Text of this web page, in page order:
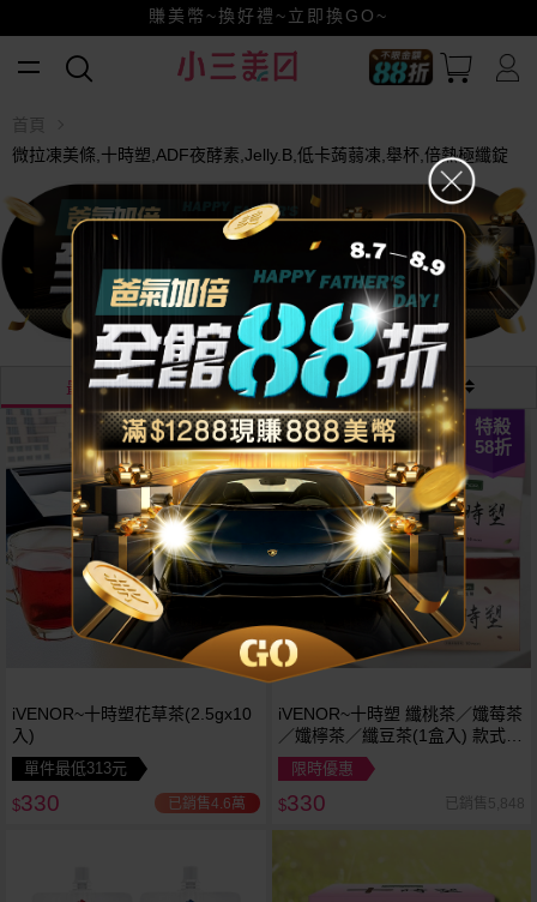
賺美幣~換好禮~立即換GO~
小三美日x全支付~美幣+全點折上折超划算
全館88折爸氣加倍！
最熱銷 最新 價格
首頁
微拉凍美條,十時塑,ADF夜酵素,Jelly.B,低卡蒟蒻凍,舉杯,倍熱極纖錠
越多越
便宜
iVENOR~十時塑花草茶(2.5gx10
入)
單件最低313元
$330 已銷售4.6萬
特殺
58折
iVENOR~十時塑 纖桃茶／孅莓茶
／孅檸茶／纖豆茶(1盒入) 款式可
選
限時優惠
$330 已銷售5,848